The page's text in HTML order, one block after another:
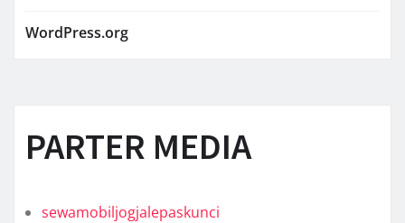
WordPress.org
PARTER MEDIA
sewamobiljogjalepaskunci